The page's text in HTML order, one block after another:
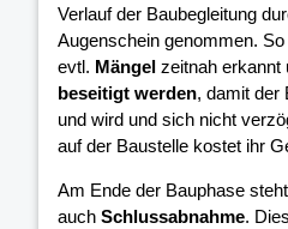
Verlauf der Baubegleitung
Augenschein genommen.
evtl. Mängel zeitnah erkannt
beseitigt werden, damit der
und wird und sich nicht
auf der Baustelle kostet ihr
Am Ende der Bauphase
auch Schlussabnahme.